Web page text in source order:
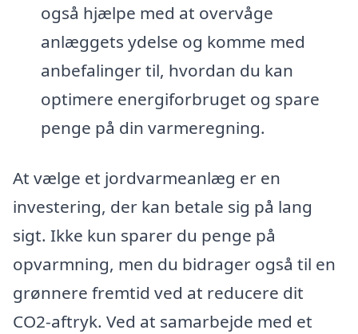
også hjælpe med at overvåge
anlæggets ydelse og komme med
anbefalinger til, hvordan du kan
optimere energiforbruget og spare
penge på din varmeregning.
At vælge et jordvarmeanlæg er en
investering, der kan betale sig på lang
sigt. Ikke kun sparer du penge på
opvarmning, men du bidrager også til en
grønnere fremtid ved at reducere dit
CO2-aftryk. Ved at samarbejde med et